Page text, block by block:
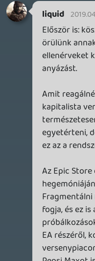
"a rendszerűk
nyernek
prioritás"
Ha valakit
hivatalos menetrend
fejlesztésével
trello.com
Nekem alapvetően
listából:
- A Steam socia/
nem foglalkoznak
nagy baj
- Minden más
kb. év végéig tudni
Tom 2019.04.15
alf22 2019.04.15
azért irigylem a pc-
azon múlna egy
egy plusz profilt kell
is biztos
akkor kapnának,ha
ingyen. Ps4en meg